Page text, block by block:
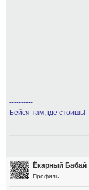
----------
Бейся там, где стоишь!
Ёкарный Бабай
Профиль